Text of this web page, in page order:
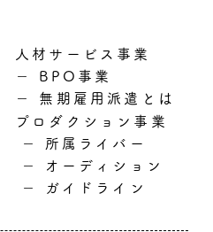
人材サービス事業
－ BPO事業
－ 無期雇用派遣とは
プロダクション事業
－ 所属ライバー
－
オーディション
－
ガイドライン